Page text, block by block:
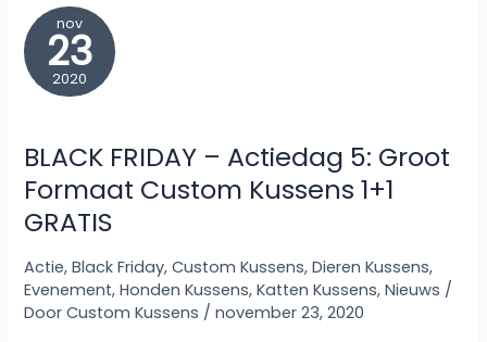
nov
23
2020
BLACK FRIDAY – Actiedag 5: Groot
Formaat Custom Kussens 1+1
GRATIS
Actie,Black Friday,Custom Kussens,Dieren Kussens,
Evenement,Honden Kussens,Katten Kussens,Nieuws /
DoorCustom Kussens /november 23, 2020